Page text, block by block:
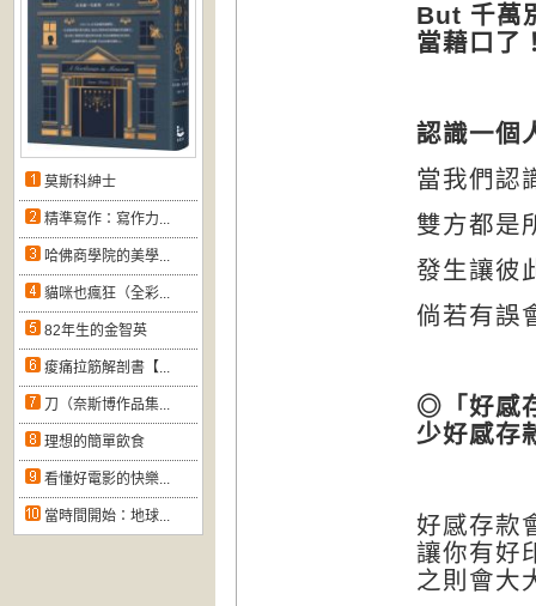
莫斯科紳士
精準寫作：寫作力...
哈佛商學院的美學...
貓咪也瘋狂（全彩...
82年生的金智英
痠痛拉筋解剖書【...
刀（奈斯博作品集...
理想的簡單飲食
看懂好電影的快樂...
當時間開始：地球...
But 千萬
當藉口了
認識一個
當我們認
雙方都是
發生讓彼
倘若有誤
◎「好感
少好感存
好感存款
讓你有好
之則會大